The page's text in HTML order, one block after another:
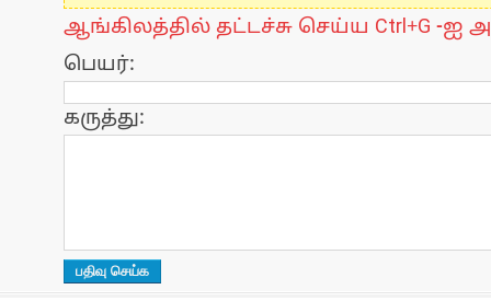
ஆங்கிலத்தில் தட்டச்சு செய்ய Ctrl+G -ஐ
பெயர்:
கருத்து: